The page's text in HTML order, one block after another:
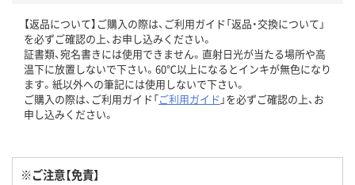
【返品について】ご購入の際は、ご利用ガイド「返品・交換について」
を必ずご確認の上、お申し込みください。
証書類、宛名書きには使用できません。直射日光が当たる場所や高
温下に放置しないで下さい。60℃以上になるとインキが無色になり
ます。紙以外への筆記には使用しないで下さい。
ご購入の際は、ご利用ガイド「ご利用ガイド 」を必ずご確認の上、お
申し込みください。
※ご注意【免責】